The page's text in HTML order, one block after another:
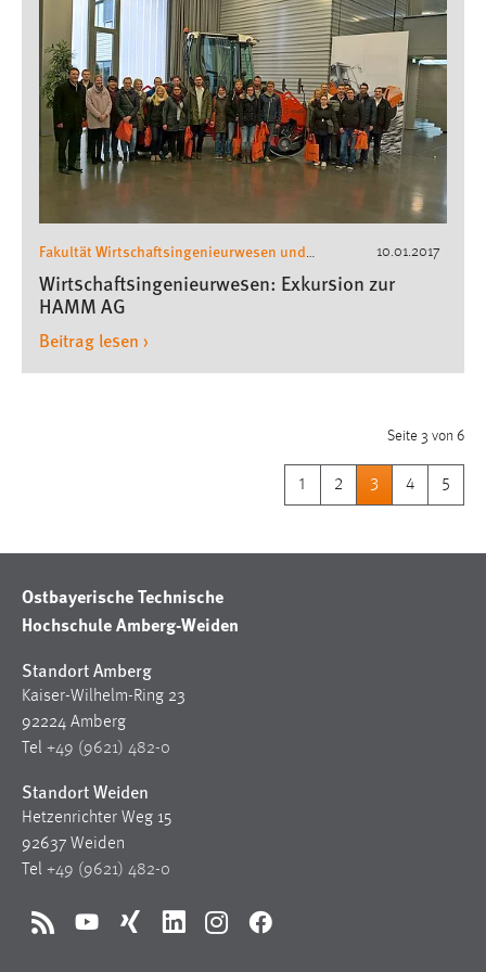
10.01.2017
Fakultät Wirtschaftsingenieurwesen und
Gesundheit , Wirtschaftsingenieurwesen
Exkursionen Wirtschaftsingenieurwesen
Wirtschaftsingenieurwesen: Exkursion zur
HAMM AG
Beitrag lesen ›
Seite 3 von 6
1 2 3 4 5
Ostbayerische Technische
Hochschule Amberg-Weiden
Standort Amberg
Kaiser-Wilhelm-Ring 23
92224 Amberg
Tel +49 (9621) 482-0
Standort Weiden
Hetzenrichter Weg 15
92637 Weiden
Tel +49 (9621) 482-0
RSS YouTubeXing LinkedInInstagramFacebook